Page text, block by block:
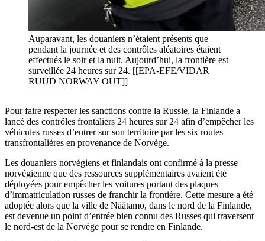
Auparavant, les douaniers n’étaient présents que
pendant la journée et des contrôles aléatoires étaient
effectués le soir et la nuit. Aujourd’hui, la frontière est
surveillée 24 heures sur 24. [[EPA-EFE/VIDAR
RUUD NORWAY OUT]]
Pour faire respecter les sanctions contre la Russie, la Finlande a
lancé des contrôles frontaliers 24 heures sur 24 afin d’empêcher les
véhicules russes d’entrer sur son territoire par les six routes
transfrontalières en provenance de Norvège.
Les douaniers norvégiens et finlandais ont confirmé à la presse
norvégienne que des ressources supplémentaires avaient été
déployées pour empêcher les voitures portant des plaques
d’immatriculation russes de franchir la frontière. Cette mesure a été
adoptée alors que la ville de Näätamö, dans le nord de la Finlande,
est devenue un point d’entrée bien connu des Russes qui traversent
le nord-est de la Norvège pour se rendre en Finlande.